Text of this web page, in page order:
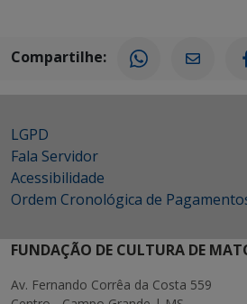
Compartilhe:
LGPD
Fala Servidor
Acessibilidade
Ordem Cronológica de
FUNDAÇÃO DE CULTURA DE
Av. Fernando Corrêa da Costa 559